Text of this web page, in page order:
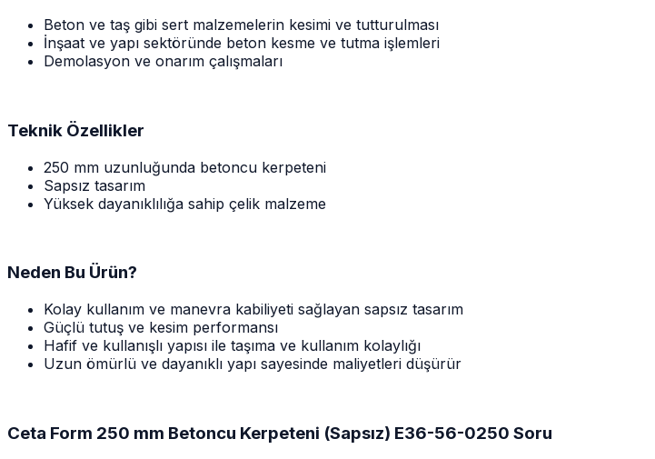
Beton ve taş gibi sert malzemelerin kesimi ve tutturulması
İnşaat ve yapı sektöründe beton kesme ve tutma işlemleri
Demolasyon ve onarım çalışmaları
Teknik Özellikler
250 mm uzunluğunda betoncu kerpeteni
Sapsız tasarım
Yüksek dayanıklılığa sahip çelik malzeme
Neden Bu Ürün?
Kolay kullanım ve manevra kabiliyeti sağlayan sapsız tasarım
Güçlü tutuş ve kesim performansı
Hafif ve kullanışlı yapısı ile taşıma ve kullanım kolaylığı
Uzun ömürlü ve dayanıklı yapı sayesinde maliyetleri düşürür
Ceta Form 250 mm Betoncu Kerpeteni (Sapsız) E36-56-0250 Soru